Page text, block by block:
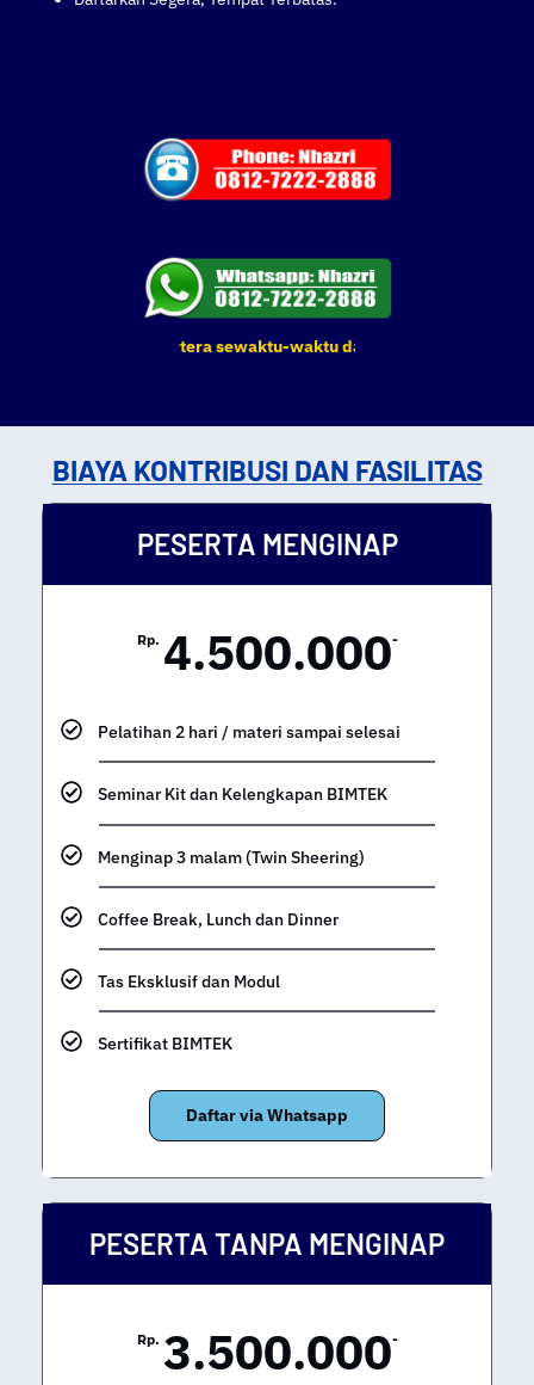
yang tertera sewaktu-waktu dapat berubah. Terima Kasih.
BIAYA KONTRIBUSI DAN FASILITAS
PESERTA MENGINAP
Rp. 4.500.000-
Pelatihan 2 hari / materi sampai selesai
Seminar Kit dan Kelengkapan BIMTEK
Menginap 3 malam (Twin Sheering)
Coffee Break, Lunch dan Dinner
Tas Eksklusif dan Modul
Sertifikat BIMTEK
Daftar via Whatsapp
PESERTA TANPA MENGINAP
Rp. 3.500.000-